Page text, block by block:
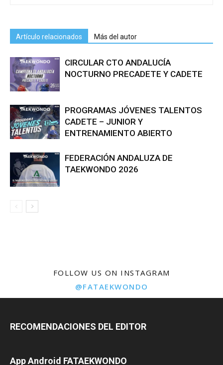
Artículo relacionados Más del autor
CIRCULAR CTO ANDALUCÍA
NOCTURNO PRECADETE Y CADETE
PROGRAMAS JÓVENES TALENTOS
CADETE – JUNIOR Y
ENTRENAMIENTO ABIERTO
FEDERACIÓN ANDALUZA DE
TAEKWONDO 2026
FOLLOW US ON INSTAGRAM
@FATAEKWONDO
RECOMENDACIONES DEL EDITOR
App Android FATAEKWONDO